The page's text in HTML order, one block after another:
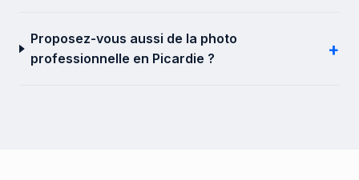
Proposez-vous aussi de la photo
professionnelle en Picardie ?
+